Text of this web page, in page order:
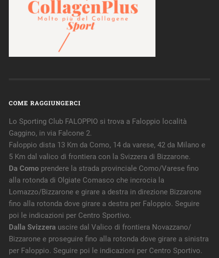
COME RAGGIUNGERCI
Lo Sporting Club FALOPPIO si trova a Faloppio località
Gaggino, in via Falcone 2.
Faloppio dista 13 Km da Como, 14 da varese, 42 da Milano e
5 Km dal valico di frontiera con la Svizzera di Bizzarone.
Da Comoprendere la strada provinciale Como/Varese fino
alla rotonda di Olgiate Comasco che incrocia la
Lomazzo/Bizzarone e girare a destra in direzione Bizzarone
fino alla rotonda dove girare a destra per Faloppio. Seguire
poi le indicazioni per Centro Sportivo.
Dalla Svizzerauscire dal Valico di frontiera Novazzano/
Bizzarone e proseguire fino alla rotonda dove girare a sinistra
per Faloppio. Seguire poi le indicazioni per Centro Sportivo.